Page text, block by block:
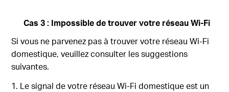
Cas 3 : Impossible de trouver votre réseau Wi-Fi
Si vous ne parvenez pas à trouver votre réseau Wi-Fi
domestique, veuillez consulter les suggestions
suivantes.
1. Le signal de votre réseau Wi-Fi domestique est un